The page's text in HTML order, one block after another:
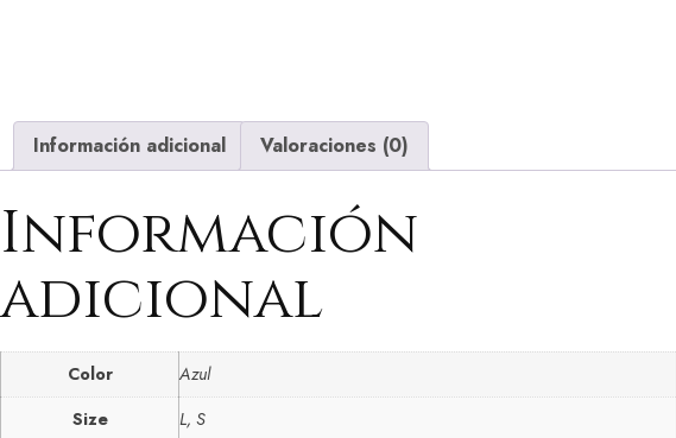
Información adicional
Valoraciones (0)
Información
adicional
Color
Azul
Size
L, S